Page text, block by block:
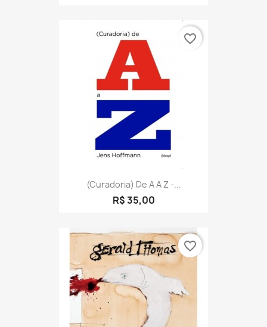
(Curadoria) De A A Z -...
R$ 35,00
favorite_border
favorite_border